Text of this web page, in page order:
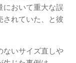
において重大な誤
されていた、と彼
ないサイズ直しや